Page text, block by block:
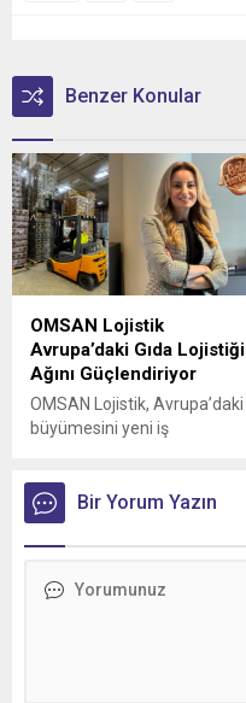
Benzer Konular
OMSAN Lojistik
Avrupa’daki Gıda Lojistiği
Ağını Güçlendiriyor
OMSAN Lojistik, Avrupa’daki
büyümesini yeni iş
Bir Yorum Yazın